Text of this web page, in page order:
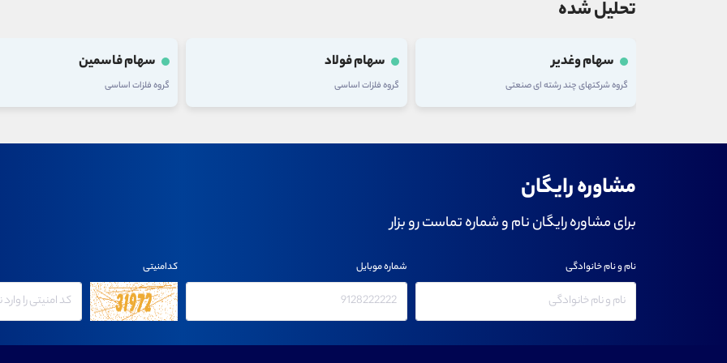
تحلیل شده
سهام وغدیر
گروه شرکتهای چند رشته ای صنعتی
سهام فولاد
گروه فلزات اساسی
سهام فاسمین
گروه فلزات اساسی
مشاوره رایگان
برای مشاوره رایگان نام و شماره تماست رو بزار
نام و نام خانوادگی شماره موبایل کدامنیتی